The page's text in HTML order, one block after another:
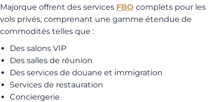
Majorque offrent des services FBO complets pour les
vols privés, comprenant une gamme étendue de
commodités telles que :
Des salons VIP
Des salles de réunion
Des services de douane et immigration
Services de restauration
Conciergerie